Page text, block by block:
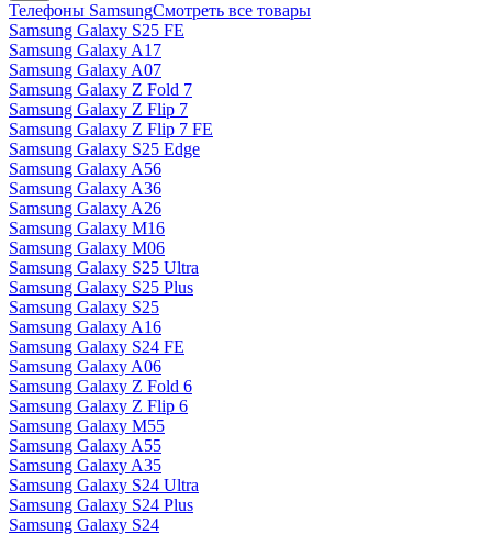
Телефоны SamsungСмотреть все товары
Samsung Galaxy S25 FE
Samsung Galaxy A17
Samsung Galaxy A07
Samsung Galaxy Z Fold 7
Samsung Galaxy Z Flip 7
Samsung Galaxy Z Flip 7 FE
Samsung Galaxy S25 Edge
Samsung Galaxy A56
Samsung Galaxy A36
Samsung Galaxy A26
Samsung Galaxy M16
Samsung Galaxy M06
Samsung Galaxy S25 Ultra
Samsung Galaxy S25 Plus
Samsung Galaxy S25
Samsung Galaxy A16
Samsung Galaxy S24 FE
Samsung Galaxy A06
Samsung Galaxy Z Fold 6
Samsung Galaxy Z Flip 6
Samsung Galaxy M55
Samsung Galaxy A55
Samsung Galaxy A35
Samsung Galaxy S24 Ultra
Samsung Galaxy S24 Plus
Samsung Galaxy S24